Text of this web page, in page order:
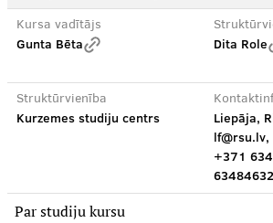
Kursa vadītājs
Gunta Bēta Dita Role
Struktūrvienība
Kurzemes studiju centrs
Liepāja,
+371
63484632
Par studiju kursu